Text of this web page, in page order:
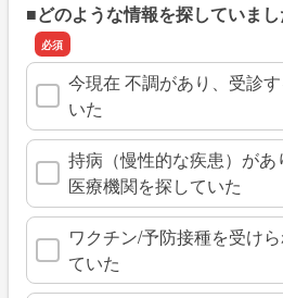
■どのような情報を探していまし
今現在 不調があり、受診
いた
持病（慢性的な疾患）が
医療機関を探していた
ワクチン/予防接種を受け
ていた